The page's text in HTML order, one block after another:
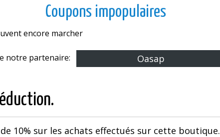
Coupons impopulaires
encore marcher
notre partenaire: Oasap
10% sur les achats effectués sur cette boutique.